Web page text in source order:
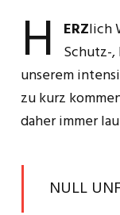
H ERZlich
Schutz-
unserem
zu kurz
daher immer
NULL